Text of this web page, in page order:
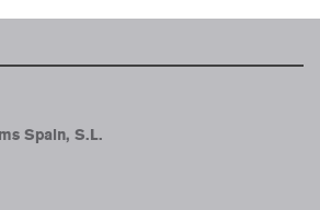
Spain, S.L.